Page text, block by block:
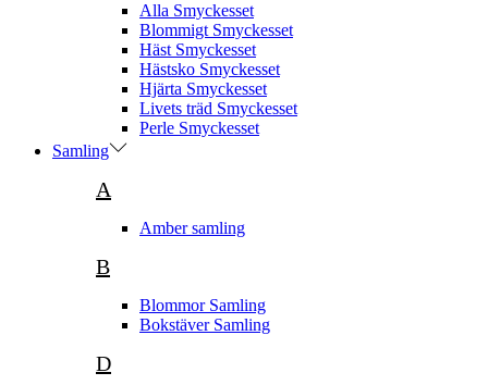
Alla Smyckesset
Blommigt Smyckesset
Häst Smyckesset
Hästsko Smyckesset
Hjärta Smyckesset
Livets träd Smyckesset
Perle Smyckesset
Samling
A
Amber samling
B
Blommor Samling
Bokstäver Samling
D